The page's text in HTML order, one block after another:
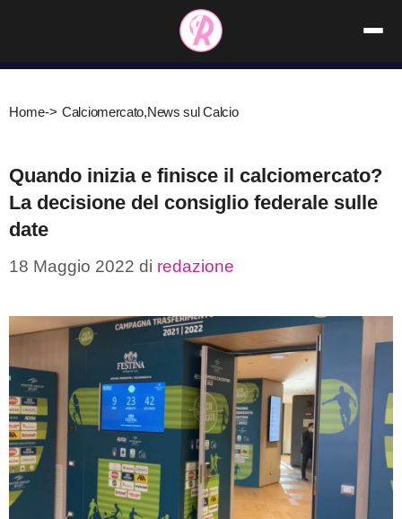
contenuto
Home-> Calciomercato,News sul Calcio
Quando inizia e finisce il calciomercato?
La decisione del consiglio federale sulle
date
18 Maggio 2022 di redazione